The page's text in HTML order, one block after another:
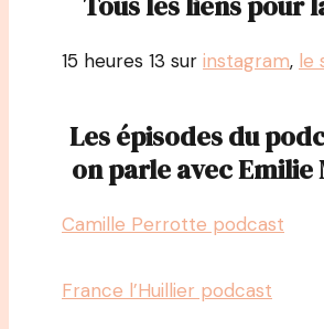
15 heures 13 sur instagram, le
Les épisodes du
on parle avec
Camille Perrotte podcast
France l’Huillier podcast